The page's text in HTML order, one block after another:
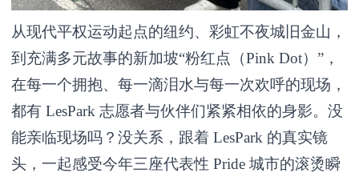
从现代平权运动起点的纽约、彩虹不夜城旧金山，
到充满多元故事的新加坡“粉红点（Pink Dot）”，
在每一个拥抱、每一滴泪水与每一次欢呼的现场，
都有 LesPark 志愿者与伙伴们紧紧相依的身影。没
能亲临现场吗？没关系，跟着 LesPark 的真实镜
头，一起感受今年三座代表性 Pride 城市的滚烫瞬